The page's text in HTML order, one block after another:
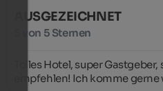
AUSGEZEICHNET
5 von 5 Sternen
Tolles Hotel, super
empfehlen! Ich komme